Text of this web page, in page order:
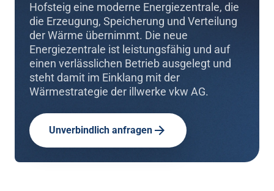
Hofsteig eine moderne Energiezentrale, die
die Erzeugung, Speicherung und Verteilung
der Wärme übernimmt. Die neue
Energiezentrale ist leistungsfähig und auf
einen verlässlichen Betrieb ausgelegt und
steht damit im Einklang mit der
Wärmestrategie der illwerke vkw AG.
Unverbindlich anfragen